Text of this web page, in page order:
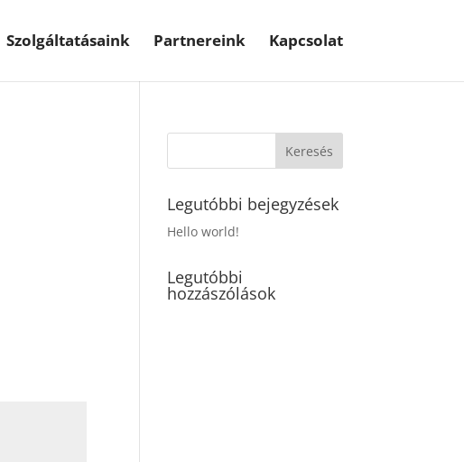
Szolgáltatásaink Partnereink Kapcsolat
Legutóbbi bejegyzések
Hello world!
Legutóbbi
hozzászólások